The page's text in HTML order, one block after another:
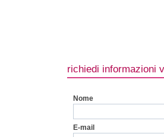
richiedi informazioni
Nome
E-mail